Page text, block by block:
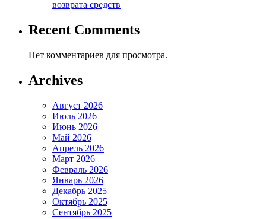
возврата средств
Recent Comments
Нет комментариев для просмотра.
Archives
Август 2026
Июль 2026
Июнь 2026
Май 2026
Апрель 2026
Март 2026
Февраль 2026
Январь 2026
Декабрь 2025
Октябрь 2025
Сентябрь 2025